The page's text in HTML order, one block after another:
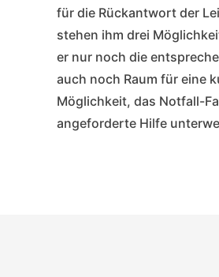
für die Rückantwort der
stehen ihm drei
er nur noch die
auch noch Raum für eine
Möglichkeit, das Notfall-
angeforderte Hilfe